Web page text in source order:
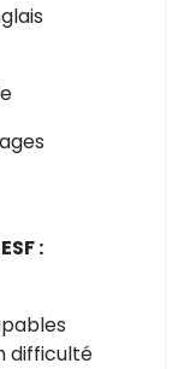
:
difficulté